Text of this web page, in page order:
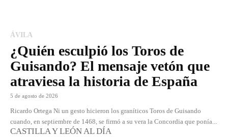
ÁVILA
¿Quién esculpió los Toros de
Guisando? El mensaje vetón que
atraviesa la historia de España
5 de agosto de 2026
Ricardo Ortega Ni un gesto hicieron los graníticos Toros de Guisando
cuando, en septiembre de 1468, se firmó a su vera la Concordia que ponía...
CASTILLA Y LEÓN AL DÍA